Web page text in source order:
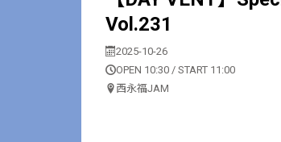
Vol.231
2025-10-26
OPEN 10:30 / START 11:00
西永福JAM